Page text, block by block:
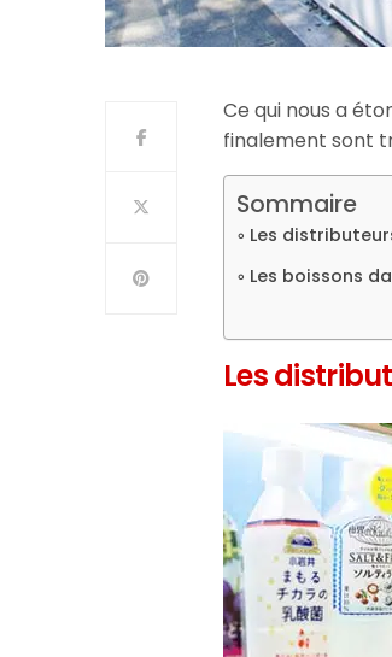
Ce qui nous a
finalement sont
Sommaire
Les
Les boissons
Les